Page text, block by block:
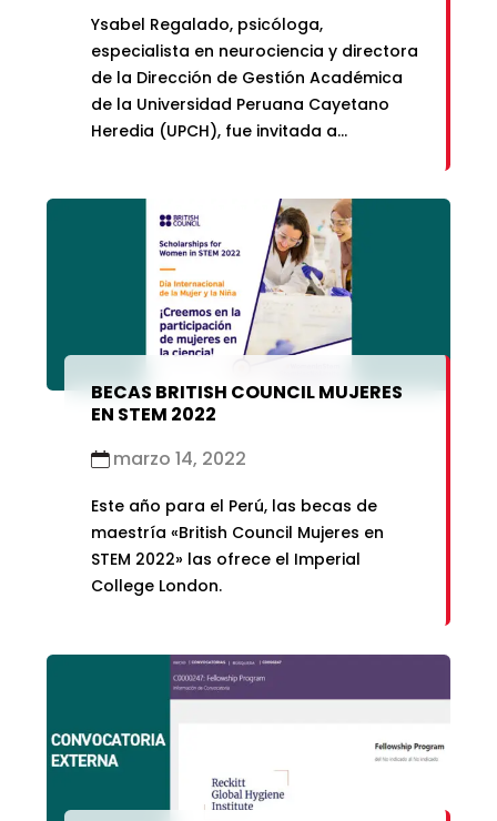
Ysabel Regalado, psicóloga,
especialista en neurociencia y directora
de la Dirección de Gestión Académica
de la Universidad Peruana Cayetano
Heredia (UPCH), fue invitada a
avances y la importancia de la
neurociencia y el aprendizaje, en el
marco del retorno a clases de los niños
BECAS BRITISH COUNCIL MUJERES
EN STEM 2022
marzo 14, 2022
Este año para el Perú, las becas de
maestría «British Council Mujeres en
STEM 2022» las ofrece el Imperial
College London.